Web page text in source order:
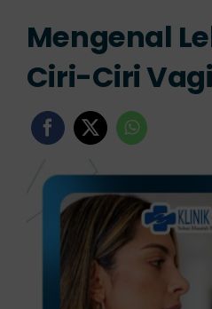
Layanan
Info
Mengenal
Ciri-Ciri